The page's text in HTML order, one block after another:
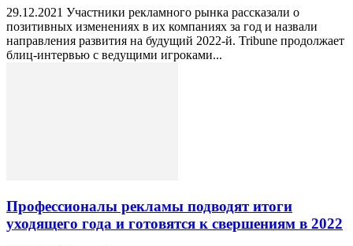
29.12.2021 Участники рекламного рынка рассказали о
позитивных изменениях в их компаниях за год и назвали
направления развития на будущий 2022-й. Tribune продолжает
блиц-интервью с ведущими игроками...
Профессионалы рекламы подводят итоги
уходящего года и готовятся к свершениям в 2022